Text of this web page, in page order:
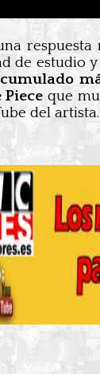
de estudio
Piece que
del artista.